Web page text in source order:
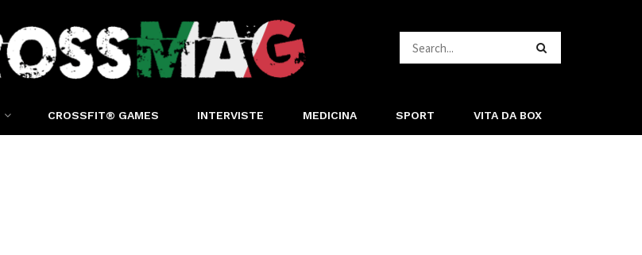
CROSSFIT® GAMES INTERVISTE MEDICINA SPORT VITA DA BOX